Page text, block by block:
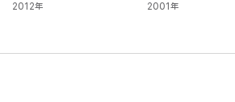
2012年 2001年